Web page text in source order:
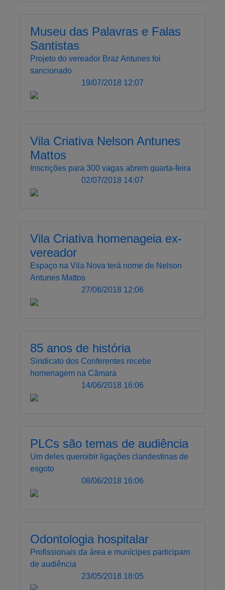
Museu das Palavras e Falas
Santistas
Projeto do vereador Braz Antunes foi
sancionado
19/07/2018 12:07
Vila Criativa Nelson Antunes
Mattos
Inscrições para 300 vagas abrem quarta-feira
02/07/2018 14:07
Vila Criativa homenageia ex-
vereador
Espaço na Vila Nova terá nome de Nelson
Antunes Mattos
27/06/2018 12:06
85 anos de história
Sindicato dos Conferentes recebe
homenagem na Câmara
14/06/2018 16:06
PLCs são temas de audiência
Um deles queroibir ligações clandestinas de
esgoto
08/06/2018 16:06
Odontologia hospitalar
Profissionais da área e munícipes participam
de audiência
23/05/2018 18:05